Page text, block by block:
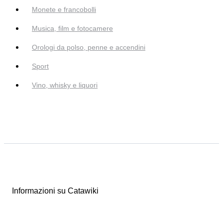
Monete e francobolli
Musica, film e fotocamere
Orologi da polso, penne e accendini
Sport
Vino, whisky e liquori
Informazioni su Catawiki